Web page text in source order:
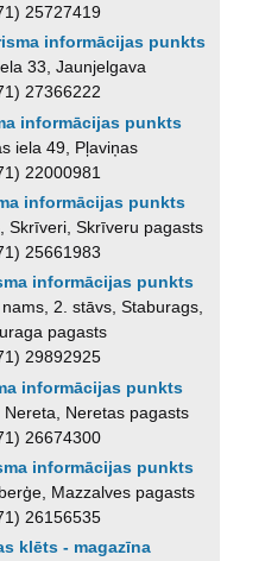
25727419
informācijas punkts
33, Jaunjelgava
27366222
informācijas punkts
iela 49, Pļaviņas
22000981
informācijas punkts
Skrīveri, Skrīveru pagasts
25661983
informācijas punkts
2. stāvs, Staburags,
pagasts
29892925
informācijas punkts
Nereta, Neretas pagasts
26674300
informācijas punkts
Mazzalves pagasts
26156535
klēts - magazīna